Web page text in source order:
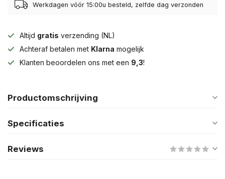
Werkdagen vóór 15:00u besteld, zelfde dag verzonden
Altijd gratis verzending (NL)
Achteraf betalen met Klarna mogelijk
Klanten beoordelen ons met een 9,3!
Productomschrijving
Specificaties
Reviews